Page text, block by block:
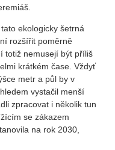
ekologicky šetrná
rozšířit poměrně
totiž nemusejí být příliš
krátkém čase. Vždyť
metr a půl by v
vystačil menší
zpracovat i několik tun
se zákazem
na rok 2030,